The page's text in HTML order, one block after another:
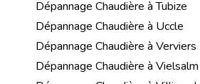
Dépannage Chaudière à Tubize
Dépannage Chaudière à Uccle
Dépannage Chaudière à Verviers
Dépannage Chaudière à Vielsalm